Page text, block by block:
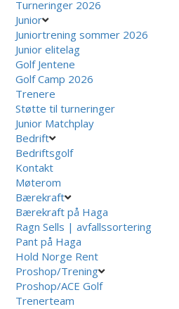
Turneringer 2026
Junior
Juniortrening sommer 2026
Junior elitelag
Golf Jentene
Golf Camp 2026
Trenere
Støtte til turneringer
Junior Matchplay
Bedrift
Bedriftsgolf
Kontakt
Møterom
Bærekraft
Bærekraft på Haga
Ragn Sells | avfallssortering
Pant på Haga
Hold Norge Rent
Proshop/Trening
Proshop/ACE Golf
Trenerteam